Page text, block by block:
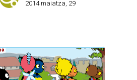
2014 maiatza, 29